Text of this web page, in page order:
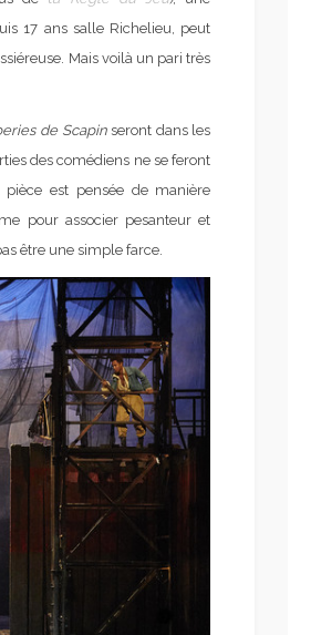
17 ans salle Richelieu, peut
Mais voilà un pari très
de Scapinseront dans les
des comédiens ne se feront
est pensée de manière
pour associer pesanteur et
être une simple farce.